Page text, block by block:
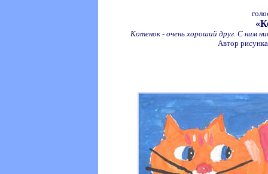
Котенок - очень хороший друг. С ним
Автор